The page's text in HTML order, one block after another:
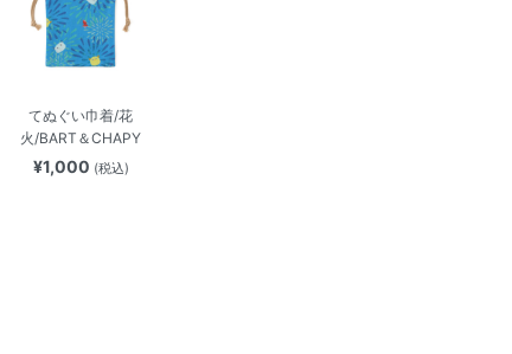
てぬぐい巾着/花
火/BART＆CHAPY
¥1,000 (税込)